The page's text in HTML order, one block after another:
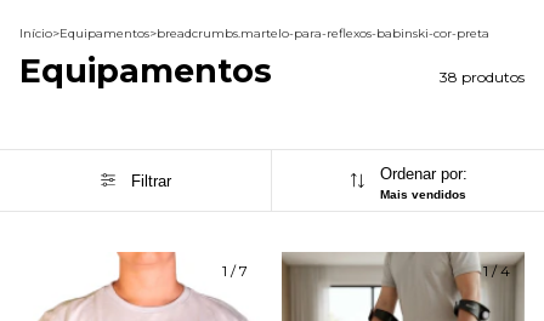
Início>Equipamentos>breadcrumbs.martelo-para-reflexos-babinski-cor-preta
Equipamentos 38 produtos
Filtrar Ordenar por:
Mais vendidos
1 /7 1/4